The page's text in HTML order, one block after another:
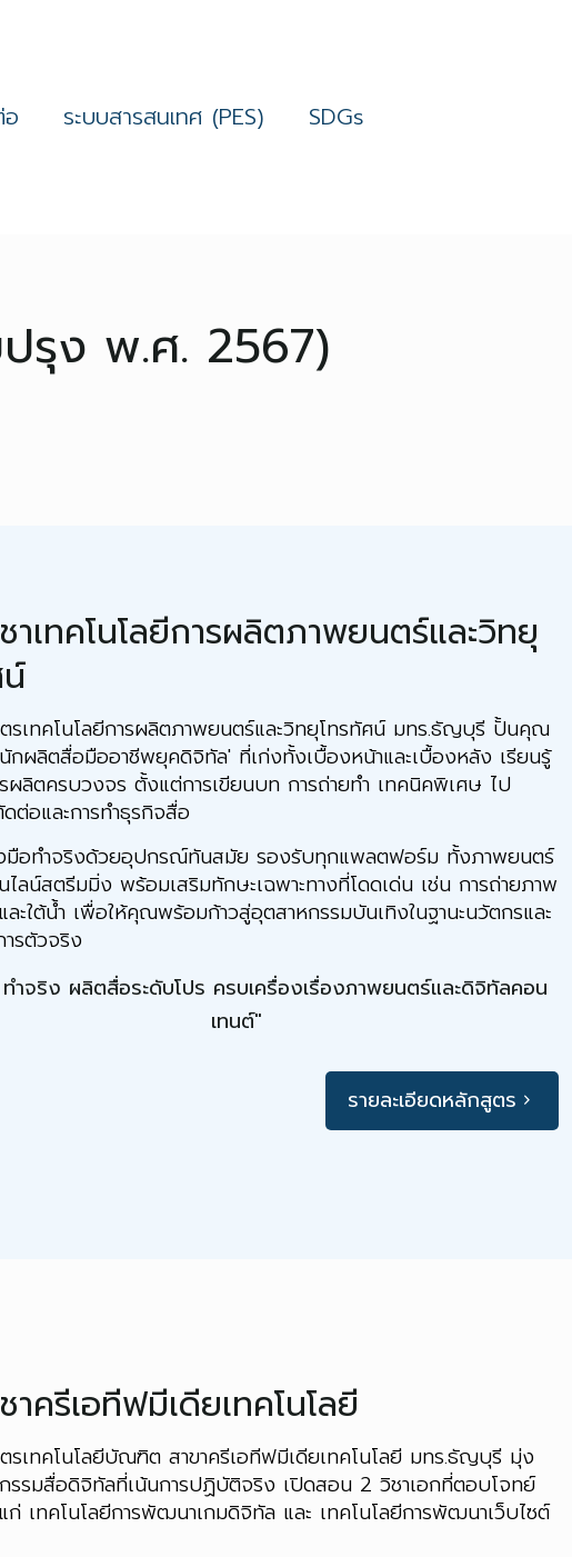
ระบบสารสนเทศ (PES) SDGs
รุง พ.ศ. 2567)
าเทคโนโลยีการผลิตภาพยนตร์และวิทยุ
ทคโนโลยีการผลิตภาพยนตร์และวิทยุโทรทัศน์ มทร.ธัญบุรี ปั้นคุณ
กผลิตสื่อมืออาชีพยุคดิจิทัล' ที่เก่งทั้งเบื้องหน้าและเบื้องหลัง เรียนรู้
ผลิตครบวงจร ตั้งแต่การเขียนบท การถ่ายทำ เทคนิคพิเศษ ไป
ต่อและการทำธุรกิจสื่อ
ทำจริงด้วยอุปกรณ์ทันสมัย รองรับทุกแพลตฟอร์ม ทั้งภาพยนตร์
ไลน์สตรีมมิ่ง พร้อมเสริมทักษะเฉพาะทางที่โดดเด่น เช่น การถ่ายภาพ
ละใต้น้ำ เพื่อให้คุณพร้อมก้าวสู่อุตสาหกรรมบันเทิงในฐานะนวัตกรและ
รตัวจริง
ำจริง ผลิตสื่อระดับโปร ครบเครื่องเรื่องภาพยนตร์และดิจิทัลคอน
เทนต์"
รายละเอียดหลักสูตร
าครีเอทีฟมีเดียเทคโนโลยี
ทคโนโลยีบัณฑิต สาขาครีเอทีฟมีเดียเทคโนโลยี มทร.ธัญบุรี มุ่ง
รมสื่อดิจิทัลที่เน้นการปฏิบัติจริง เปิดสอน 2 วิชาเอกที่ตอบโจทย์
ก่ เทคโนโลยีการพัฒนาเกมดิจิทัล และ เทคโนโลยีการพัฒนาเว็บไซต์